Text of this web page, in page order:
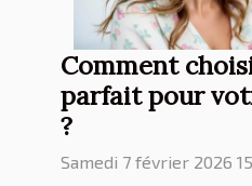
Comment
parfait pour
?
Samedi 7 février 2026